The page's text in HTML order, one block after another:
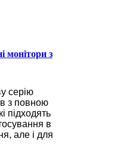
монітори з
серію
з повною
підходять
в
але і для